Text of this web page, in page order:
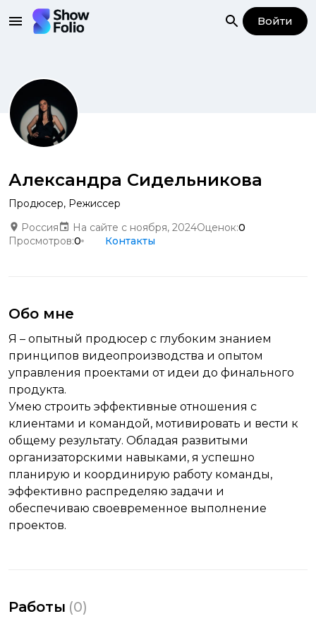
Войти
Александра Сидельникова
Продюсер, Режиссер
Россия
На сайте с ноября, 2024Оценок:0
Просмотров:0 Контакты
Обо мне
Я – опытный продюсер с глубоким знанием
принципов видеопроизводства и опытом
управления проектами от идеи до финального
продукта.
Умею строить эффективные отношения с
клиентами и командой, мотивировать и вести к
общему результату. Обладая развитыми
организаторскими навыками, я успешно
планирую и координирую работу команды,
эффективно распределяю задачи и
обеспечиваю своевременное выполнение
проектов.
Работы (0)